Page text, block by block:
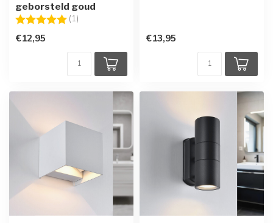
geborsteld goud
Beoordeling: (1)
€12,95 €13,95